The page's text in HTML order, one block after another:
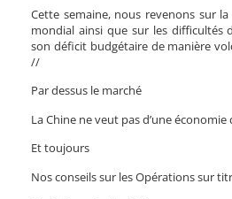
Cette semaine, nous revenons sur
mondial ainsi que sur les difficultés
son déficit budgétaire de manière
//
Par dessus le marché
La Chine ne veut pas d’une
Et toujours
Nos conseils sur les Opérations sur